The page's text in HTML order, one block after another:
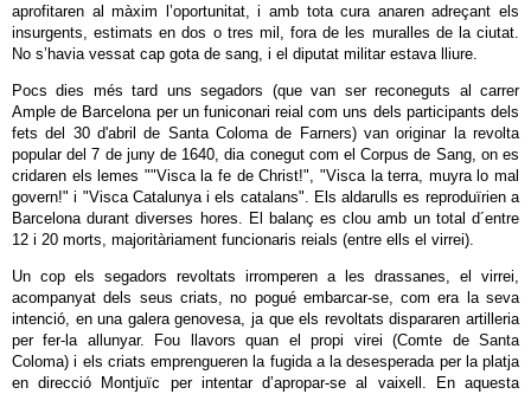
aprofitaren al màxim l’oportunitat, i amb tota cura anaren adreçant els
insurgents, estimats en dos o tres mil, fora de les muralles de la ciutat.
No s’havia vessat cap gota de sang, i el diputat militar estava lliure.
Pocs dies més tard uns segadors (que van ser reconeguts al carrer
Ample de Barcelona per un funiconari reial com uns dels participants dels
fets del 30 d'abril de Santa Coloma de Farners) van originar la revolta
popular del 7 de juny de 1640, dia conegut com el Corpus de Sang, on es
cridaren els lemes ""Visca la fe de Christ!", "Visca la terra, muyra lo mal
govern!" i "Visca Catalunya i els catalans". Els aldarulls es reproduïrien a
Barcelona durant diverses hores. El balanç es clou amb un total d´entre
12 i 20 morts, majoritàriament funcionaris reials (entre ells el virrei).
Un cop els segadors revoltats irromperen a les drassanes, el virrei,
acompanyat dels seus criats, no pogué embarcar-se, com era la seva
intenció, en una galera genovesa, ja que els revoltats dispararen artilleria
per fer-la allunyar. Fou llavors quan el propi virei (Comte de Santa
Coloma) i els criats emprengueren la fugida a la desesperada per la platja
en direcció Montjuïc per intentar d’apropar-se al vaixell. En aquesta